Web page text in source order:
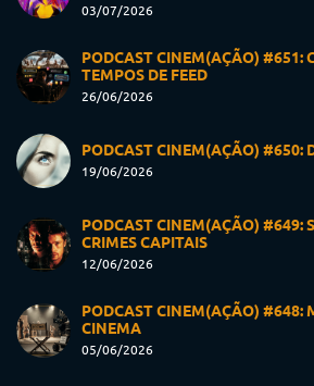
03/07/2026
PODCAST CINEM(AÇÃO) #651:
TEMPOS DE FEED
26/06/2026
PODCAST CINEM(AÇÃO) #650:
19/06/2026
PODCAST CINEM(AÇÃO) #649:
CRIMES CAPITAIS
12/06/2026
PODCAST CINEM(AÇÃO) #648:
CINEMA
05/06/2026